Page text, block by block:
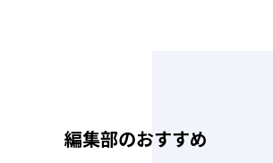
編集部のおすすめ